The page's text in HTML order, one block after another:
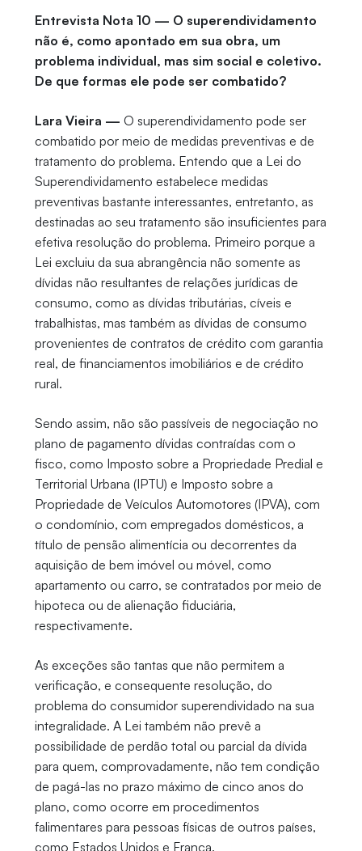
Entrevista Nota 10 — O superendividamento
não é, como apontado em sua obra, um
problema individual, mas sim social e coletivo.
De que formas ele pode ser combatido?
Lara Vieira — O superendividamento pode ser
combatido por meio de medidas preventivas e de
tratamento do problema. Entendo que a Lei do
Superendividamento estabelece medidas
preventivas bastante interessantes, entretanto, as
destinadas ao seu tratamento são insuficientes para
efetiva resolução do problema. Primeiro porque a
Lei excluiu da sua abrangência não somente as
dívidas não resultantes de relações jurídicas de
consumo, como as dívidas tributárias, cíveis e
trabalhistas, mas também as dívidas de consumo
provenientes de contratos de crédito com garantia
real, de financiamentos imobiliários e de crédito
rural.
Sendo assim, não são passíveis de negociação no
plano de pagamento dívidas contraídas com o
fisco, como Imposto sobre a Propriedade Predial e
Territorial Urbana (IPTU) e Imposto sobre a
Propriedade de Veículos Automotores (IPVA), com
o condomínio, com empregados domésticos, a
título de pensão alimentícia ou decorrentes da
aquisição de bem imóvel ou móvel, como
apartamento ou carro, se contratados por meio de
hipoteca ou de alienação fiduciária,
respectivamente.
As exceções são tantas que não permitem a
verificação, e consequente resolução, do
problema do consumidor superendividado na sua
integralidade. A Lei também não prevê a
possibilidade de perdão total ou parcial da dívida
para quem, comprovadamente, não tem condição
de pagá-las no prazo máximo de cinco anos do
plano, como ocorre em procedimentos
falimentares para pessoas físicas de outros países,
como Estados Unidos e França.